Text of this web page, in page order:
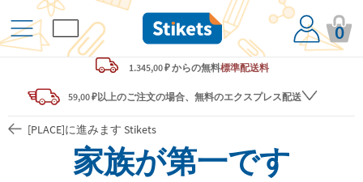
0
1.345,00 ₽ からの無料標準配送料
59,00 ₽以上のご注文の場合、無料のエクスプレス配送
[PLACE]に進みます Stikets
家族が第一です